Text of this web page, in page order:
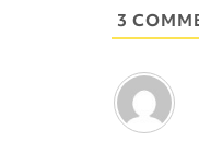
3